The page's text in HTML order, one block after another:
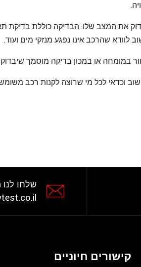
את המצב שלו. הבדיקה כוללת בדיקת
לוודא שהרכב אינו נפגע מנזקי מים ועוד.
במומחה או במכון בדיקה מוסמך
וכדאי לכל מי שרוצה לקנות רכב
שלחו לנו
קישורים חיוניים